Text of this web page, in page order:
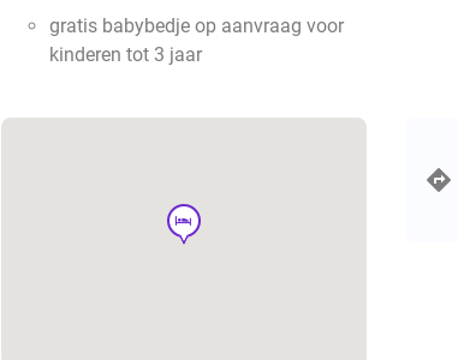
gratis babybedje op aanvraag voor
kinderen tot 3 jaar
hotel